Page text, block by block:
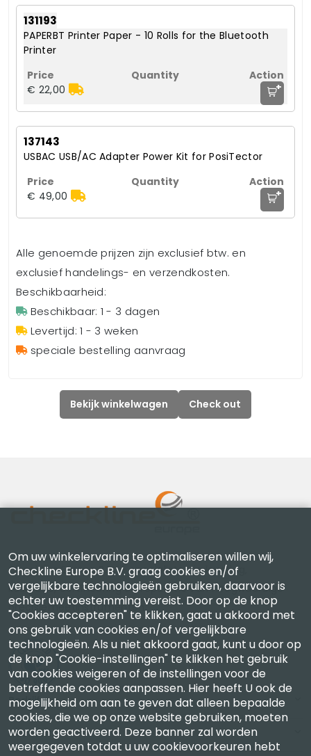
131193
PAPERBT Printer Paper - 10 Rolls for the Bluetooth
Printer
€ 22,00 +
137143
USBAC USB/AC Adapter Power Kit for PosiTector
€ 49,00 +
Alle genoemde prijzen zijn exclusief btw. en
exclusief handelings- en verzendkosten.
Beschikbaarheid:
Beschikbaar: 1 - 3 dagen
Levertijd: 1 - 3 weken
speciale bestelling aanvraag
Bekijk winkelwagen Check out
Checkline Europe B.V. — specialisten in levering,
kalibratie, certificering en reparatie van hoogwaardige
precisiemeetinstrumenten.
Bedrijf
Account
Om uw winkelervaring te optimaliseren willen wij,
Checkline Europe B.V. graag cookies en/of
vergelijkbare technologieën gebruiken, daarvoor is
echter uw toestemming vereist. Door op de knop
"Cookies accepteren" te klikken, gaat u akkoord met
ons gebruik van cookies en/of vergelijkbare
technologieën. Als u niet akkoord gaat, kunt u door op
de knop "Cookie-instellingen" te klikken het gebruik
van cookies weigeren of de instellingen voor de
betreffende cookies aanpassen. Hier heeft U ook de
mogelijkheid om aan te geven dat alleen bepaalde
cookies, die we op onze website gebruiken, moeten
worden geactiveerd. Deze banner zal worden
weergegeven totdat u uw cookievoorkeuren hebt